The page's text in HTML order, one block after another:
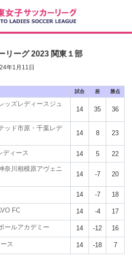
リーグ 2023 関東１部
年1月11日
試合 差 勝点
ッズレディースジュ
14 35 36
ッド市原・千葉レデ
14 8 23
ディース 14 5 22
奈川相模原アヴェニ
14 -7 20
14 -7 18
FC 14 -4 17
ールアカデミー 14 -12 16
ス 14 -18 7